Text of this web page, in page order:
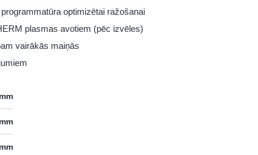
optimizētai ražošanai
plasmas avotiem (pēc izvēles)
vairākās maiņās